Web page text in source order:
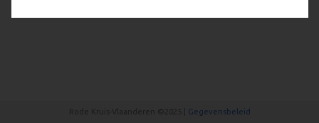
Gegevensbeleid